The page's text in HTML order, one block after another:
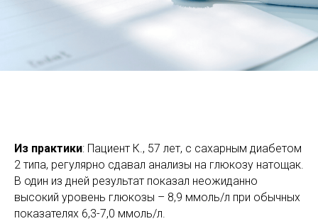
Из практики: Пациент К., 57 лет, с сахарным диабетом
2 типа, регулярно сдавал анализы на глюкозу натощак.
В один из дней результат показал неожиданно
высокий уровень глюкозы – 8,9 ммоль/л при обычных
показателях 6,3-7,0 ммоль/л.